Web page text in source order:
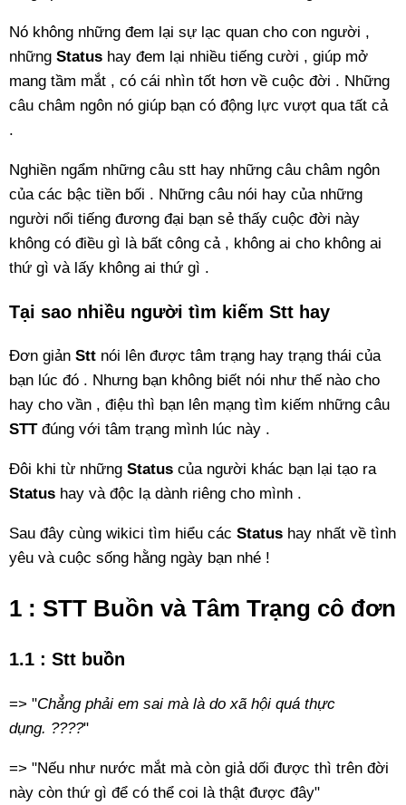
Nó không những đem lại sự lạc quan cho con người ,
những Status hay đem lại nhiều tiếng cười , giúp mở
mang tầm mắt , có cái nhìn tốt hơn về cuộc đời . Những
câu châm ngôn nó giúp bạn có động lực vượt qua tất cả
.
Nghiền ngẩm những câu stt hay những câu châm ngôn
của các bậc tiền bối . Những câu nói hay của những
người nổi tiếng đương đại bạn sẻ thấy cuộc đời này
không có điều gì là bất công cả , không ai cho không ai
thứ gì và lấy không ai thứ gì .
Tại sao nhiều người tìm kiếm Stt hay
Đơn giản Stt nói lên được tâm trạng hay trạng thái của
bạn lúc đó . Nhưng bạn không biết nói như thế nào cho
hay cho vần , điệu thì bạn lên mạng tìm kiếm những câu
STT đúng với tâm trạng mình lúc này .
Đôi khi từ những Status của người khác bạn lại tạo ra
Status hay và độc lạ dành riêng cho mình .
Sau đây cùng wikici tìm hiểu các Status hay nhất về tình
yêu và cuộc sống hằng ngày bạn nhé !
1 : STT Buồn và Tâm Trạng cô đơn
1.1 : Stt buồn
=> "Chẳng phải em sai mà là do xã hội quá thực
dụng. ????"
=> "Nếu như nước mắt mà còn giả dối được thì trên đời
này còn thứ gì để có thể coi là thật được đây"